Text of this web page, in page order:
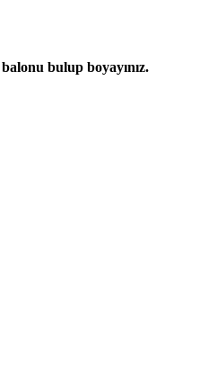
bulup boyayınız.